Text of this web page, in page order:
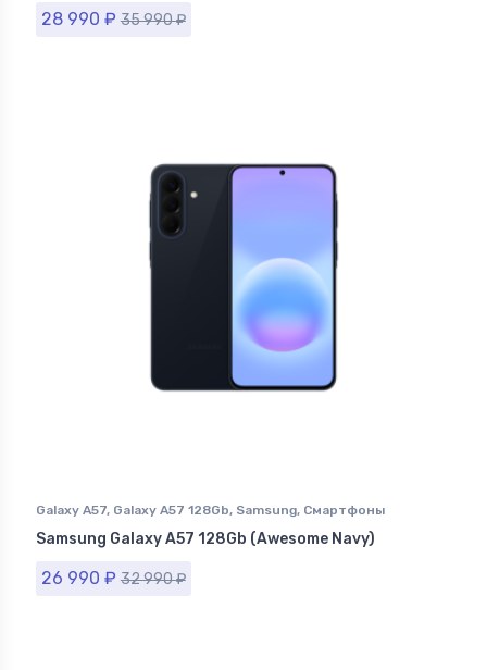
28 990 ₽ 35 990₽
Galaxy A57, Galaxy A57 128Gb, Samsung, Смартфоны
Samsung в Ставрополе
Samsung Galaxy A57 128Gb (Awesome Navy)
26 990 ₽ 32 990₽